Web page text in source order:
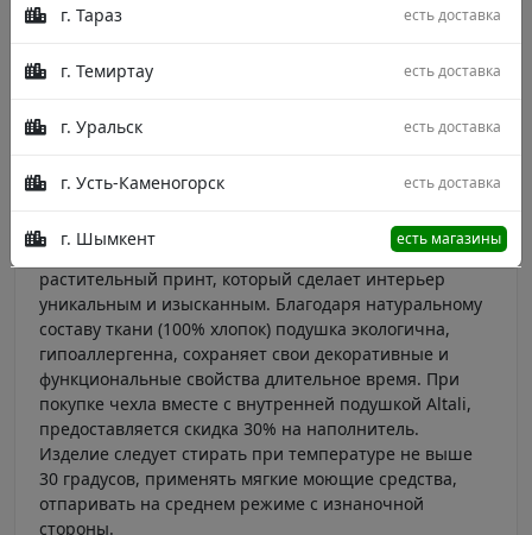
г. Тараз есть доставка
г. Темиртау есть доставка
г. Уральск есть доставка
г. Усть-Каменогорск есть доставка
г. Шымкент есть магазины
Описание Характеристики
Чехол для декоративной подушки используется для
наволочка легко надевается на внутреннюю подушку
интерьера. Изделие имеет квадратную форму
размером 40х40 см и двусторонний дизайн -
растительный принт, который сделает интерьер
уникальным и изысканным. Благодаря натуральному
составу ткани (100% хлопок) подушка экологична,
гипоаллергенна, сохраняет свои декоративные и
функциональные свойства длительное время. При
покупке чехла вместе с внутренней подушкой Altali,
предоставляется скидка 30% на наполнитель.
Изделие следует стирать при температуре не выше
30 градусов, применять мягкие моющие средства,
отпаривать на среднем режиме с изнаночной
стороны.